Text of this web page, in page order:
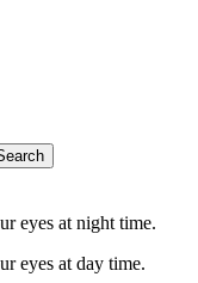
eyes at night time.
eyes at day time.